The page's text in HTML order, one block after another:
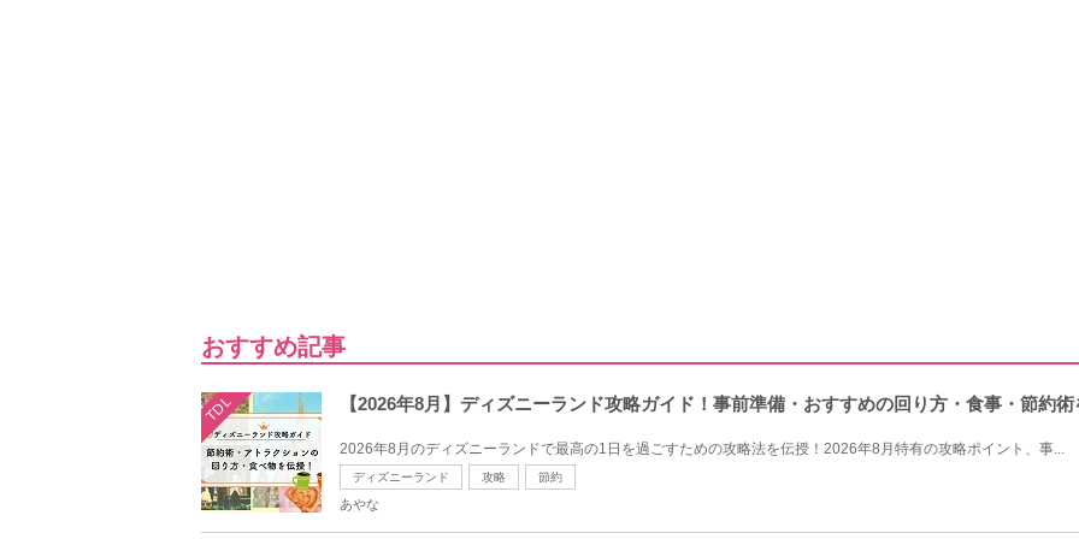
おすすめ記事
TDL 【2026年8月】ディズニーランド攻略ガイド！事前準備・おすすめの回り方・食事・節約術
2026年8月のディズニーランドで最高の1日を過ごすための攻略法を伝授！2026年8月特有の攻略ポイント、事...
ディズニーランド 攻略 節約
あやな